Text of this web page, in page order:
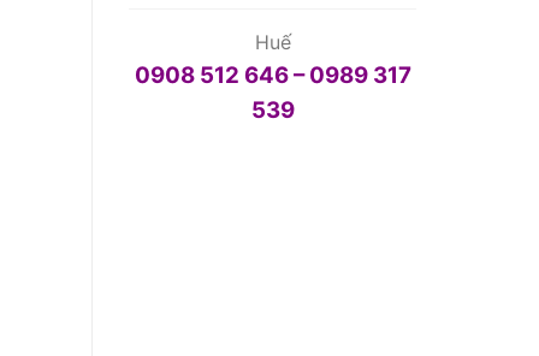
Huế
0908 512 646 – 0989 317
539